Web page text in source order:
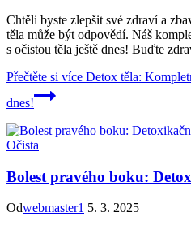
Chtěli byste zlepšit své zdraví a
těla může být odpovědí. Náš
s očistou těla ještě dnes! Buďte
Přečtěte si více Detox těla:
dnes!
Očista
Bolest pravého boku:
Odwebmaster1 5. 3. 2025